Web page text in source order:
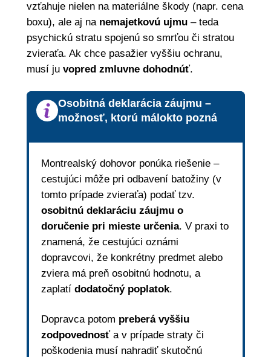
vzťahuje nielen na materiálne škody (napr. cena
boxu), ale aj na nemajetkovú ujmu– teda
psychickú stratu spojenú so smrťou či stratou
zvieraťa. Ak chce pasažier vyššiu ochranu,
musí ju vopred zmluvne dohodnúť.
Osobitná deklarácia záujmu –
možnosť, ktorú málokto pozná
Montrealský dohovor ponúka riešenie –
cestujúci môže pri odbavení batožiny (v
tomto prípade zvieraťa) podať tzv.
osobitnú deklaráciu záujmu o
doručenie pri mieste určenia. V praxi to
znamená, že cestujúci oznámi
dopravcovi, že konkrétny predmet alebo
zviera má preň osobitnú hodnotu, a
zaplatí dodatočný poplatok.
Dopravca potom preberá vyššiu
zodpovednosťa v prípade straty či
poškodenia musí nahradiť skutočnú